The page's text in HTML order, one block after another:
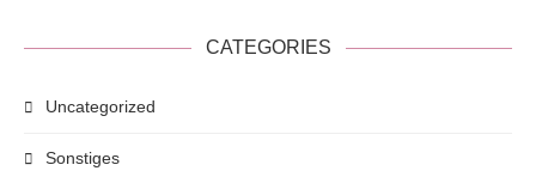
CATEGORIES
Uncategorized
Sonstiges